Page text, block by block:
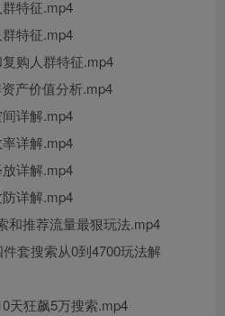
特征.mp4
特征.mp4
购人群特征.mp4
产价值分析.mp4
详解.mp4
详解.mp4
详解.mp4
详解.mp4
和推荐流量最狠玩法.mp4
套搜索从0到4700玩法解
天狂飙5万搜索.mp4